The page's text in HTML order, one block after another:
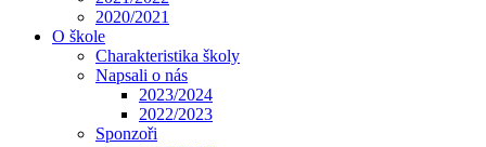
2020/2021
O škole
Charakteristika školy
Napsali o nás
2023/2024
2022/2023
Sponzoři